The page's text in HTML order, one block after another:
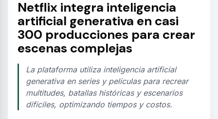
Netflix integra inteligencia
artificial generativa en casi
300 producciones para crear
escenas complejas
La plataforma utiliza inteligencia artificial
generativa en series y películas para recrear
multitudes, batallas históricas y escenarios
difíciles, optimizando tiempos y costos.